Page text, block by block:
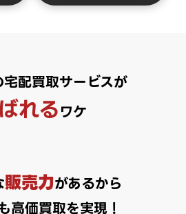
宅配買取サービスが
れる ワケ
販売力があるから
高価買取を実現！